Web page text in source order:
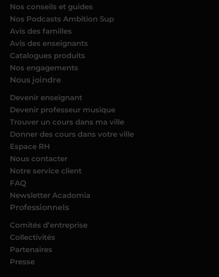
Nos conseils et guides
Nos Podcasts Ambition Sup
Avis des familles
Avis des enseignants
Catalogues produits
Nos engagements
Nous joindre
Devenir enseignant
Devenir professeur musique
Trouver un cours dans ma ville
Donner des cours dans votre ville
Espace RH
Nous contacter
Notre service client
FAQ
Newsletter Acadomia
Professionnels
Comités d’entreprise
Collectivités
Partenaires
Presse